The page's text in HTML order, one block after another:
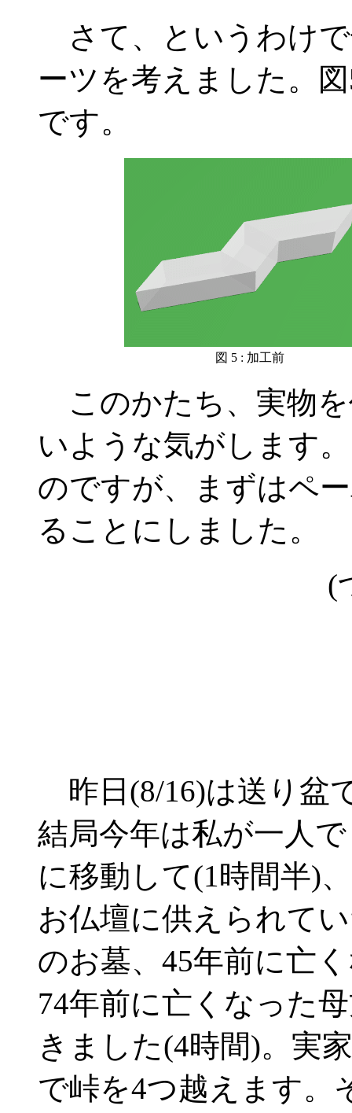
さて、というわけ
ーツを考えました。
です。
図 5 : 加工前
このかたち、実物
いような気がします
のですが、まずはペ
ることにしました。
(
昨日(8/16)は送り盆
結局今年は私が一人
に移動して(1時間半)
お仏壇に供えられて
のお墓、45年前に亡
74年前に亡くなった
きました(4時間)。実
で峠を4つ越えます。